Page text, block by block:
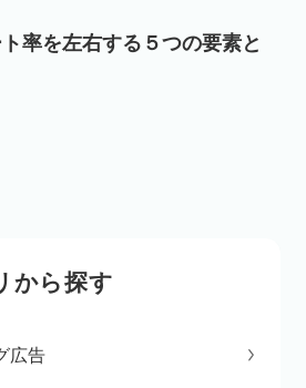
率を左右する５つの要素と
から探す
広告